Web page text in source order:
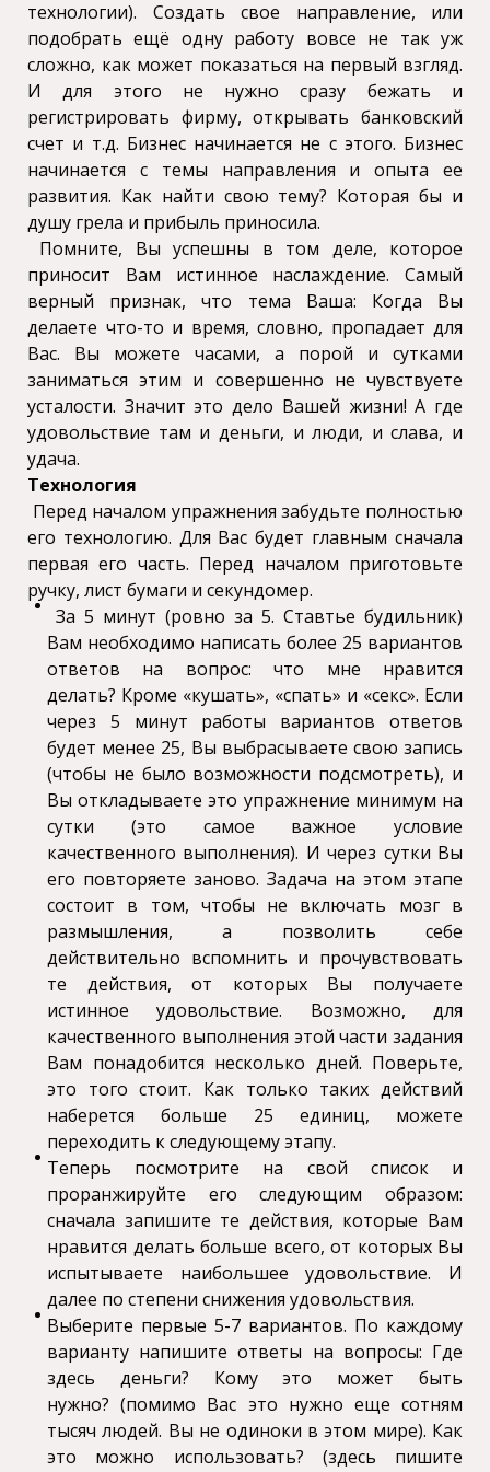
технологии). Создать свое направление, или
подобрать ещё одну работу вовсе не так уж
сложно, как может показаться на первый взгляд.
И для этого не нужно сразу бежать и
регистрировать фирму, открывать банковский
счет и т.д. Бизнес начинается не с этого. Бизнес
начинается с темы направления и опыта ее
развития. Как найти свою тему? Которая бы и
душу грела и прибыль приносила.
Помните, Вы успешны в том деле, которое
приносит Вам истинное наслаждение. Самый
верный признак, что тема Ваша: Когда Вы
делаете что-то и время, словно, пропадает для
Вас. Вы можете часами, а порой и сутками
заниматься этим и совершенно не чувствуете
усталости. Значит это дело Вашей жизни! А где
удовольствие там и деньги, и люди, и слава, и
удача.
Технология
Перед началом упражнения забудьте полностью
его технологию. Для Вас будет главным сначала
первая его часть. Перед началом приготовьте
ручку, лист бумаги и секундомер.
За 5 минут (ровно за 5. Ставтье будильник)
Вам необходимо написать более 25 вариантов
ответов на вопрос: что мне нравится
делать? Кроме «кушать», «спать» и «секс». Если
через 5 минут работы вариантов ответов
будет менее 25, Вы выбрасываете свою запись
(чтобы не было возможности подсмотреть), и
Вы откладываете это упражнение минимум на
сутки (это самое важное условие
качественного выполнения). И через сутки Вы
его повторяете заново. Задача на этом этапе
состоит в том, чтобы не включать мозг в
размышления, а позволить себе
действительно вспомнить и прочувствовать
те действия, от которых Вы получаете
истинное удовольствие. Возможно, для
качественного выполнения этой части задания
Вам понадобится несколько дней. Поверьте,
это того стоит. Как только таких действий
наберется больше 25 единиц, можете
переходить к следующему этапу.
Теперь посмотрите на свой список и
проранжируйте его следующим образом:
сначала запишите те действия, которые Вам
нравится делать больше всего, от которых Вы
испытываете наибольшее удовольствие. И
далее по степени снижения удовольствия.
Выберите первые 5-7 вариантов. По каждому
варианту напишите ответы на вопросы: Где
здесь деньги? Кому это может быть
нужно? (помимо Вас это нужно еще сотням
тысяч людей. Вы не одиноки в этом мире). Как
это можно использовать? (здесь пишите